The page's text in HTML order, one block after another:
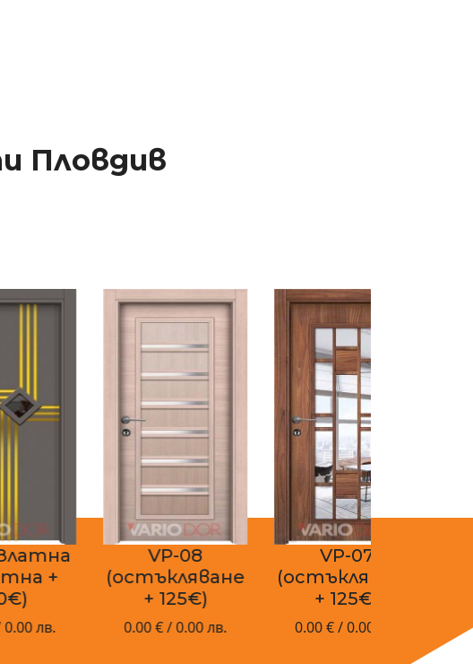
Пловдив
VP-08
(остъкляване
+ 125€)
0.00 € / 0.00 лв.
VP-07
(остъкляване
+ 125€)
0.00 € / 0.00 лв.